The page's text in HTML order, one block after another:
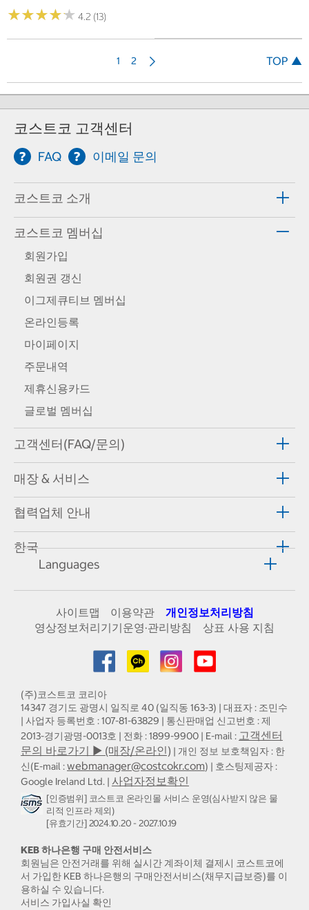
★★★★★
★★★★★ 4.2 (13)
1 2 TOP ▲
코스트코 고객센터
FAQ 이메일 문의
코스트코 소개
코스트코 멤버십
회원가입
회원권 갱신
이그제큐티브 멤버십
온라인등록
마이페이지
주문내역
제휴신용카드
글로벌 멤버십
고객센터(FAQ/문의)
매장 & 서비스
협력업체 안내
한국
Languages
사이트맵 이용약관
개인정보처리방침
영상정보처리기기운영·관리방침
상표 사용 지침
(주)코스트코 코리아
14347 경기도 광명시 일직로 40 (일직동 163-3) | 대표자 : 조민수
| 사업자 등록번호 : 107-81-63829 | 통신판매업 신고번호 : 제
2013-경기광명-0013호 | 전화 : 1899-9900 | E-mail : 고객센터
문의 바로가기 ▶ (매장/온라인) | 개인 정보 보호책임자 : 한
신(E-mail :webmanager@costcokr.com) | 호스팅제공자 :
Google Ireland Ltd. | 사업자정보확인
[인증범위] 코스트코 온라인몰 서비스 운영(심사받지 않은 물
리적 인프라 제외)
[유효기간] 2024.10.20 - 2027.10.19
KEB 하나은행 구매 안전서비스
회원님은 안전거래를 위해 실시간 계좌이체 결제시 코스트코에
서 가입한 KEB 하나은행의 구매안전서비스(채무지급보증)를 이
용하실 수 있습니다.
서비스 가입사실 확인